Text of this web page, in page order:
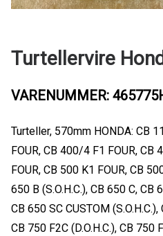
Turtellervire
VARENUMMER:
Turteller, 570mm HONDA: CB
FOUR, CB 400/4 F1 FOUR, CB
FOUR, CB 500 K1 FOUR, CB
650 B (S.O.H.C.), CB 650 C, CB
CB 650 SC CUSTOM
CB 750 F2C (D.O.H.C.), CB 750